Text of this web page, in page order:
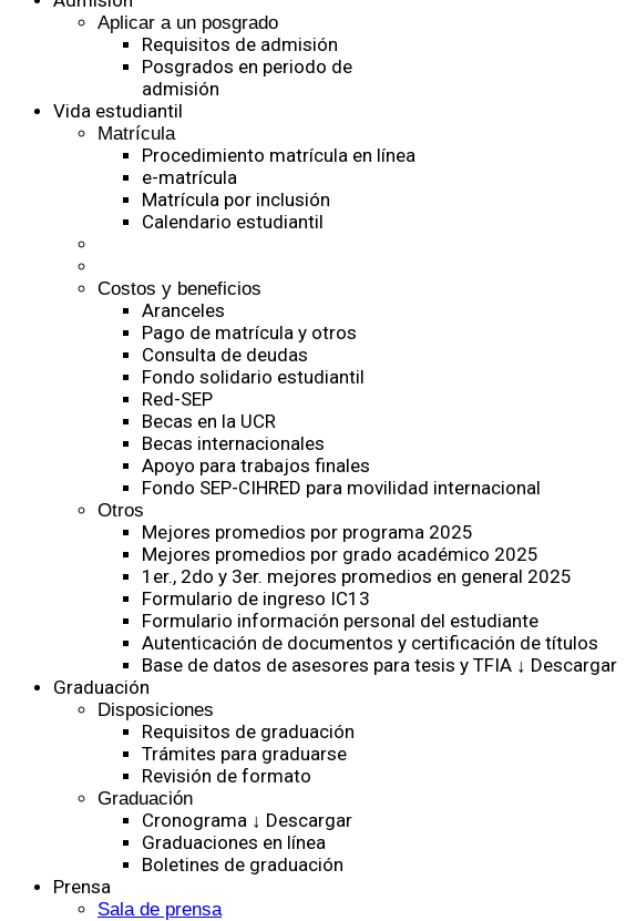
Aplicar a un posgrado
Requisitos de admisión
Posgrados en periodo de
admisión
Vida estudiantil
Matrícula
Procedimiento matrícula en línea
e-matrícula
Matrícula por inclusión
Calendario estudiantil
Costos y beneficios
Aranceles
Pago de matrícula y otros
Consulta de deudas
Fondo solidario estudiantil
Red-SEP
Becas en la UCR
Becas internacionales
Apoyo para trabajos finales
Fondo SEP-CIHRED para movilidad internacional
Otros
Mejores promedios por programa 2025
Mejores promedios por grado académico 2025
1er., 2do y 3er. mejores promedios en general 2025
Formulario de ingreso IC13
Formulario información personal del estudiante
Autenticación de documentos y certificación de títulos
Base de datos de asesores para tesis y TFIA ↓ Descargar
Graduación
Disposiciones
Requisitos de graduación
Trámites para graduarse
Revisión de formato
Graduación
Cronograma ↓ Descargar
Graduaciones en línea
Boletines de graduación
Prensa
Sala de prensa